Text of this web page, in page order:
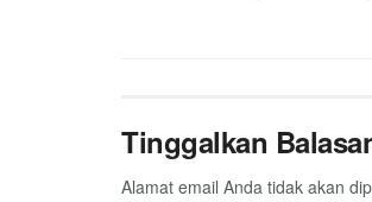
Tinggalkan
Alamat email Anda tidak akan